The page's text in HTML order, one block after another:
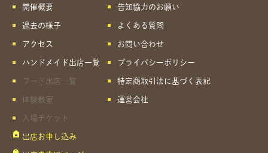
開催概要
過去の様子
アクセス
ハンドメイド出店一覧
フード出店一覧
体験教室
入場チケット
出店お申し込み
告知協力のお願い
よくある質問
お問い合わせ
プライバシーポリシー
特定商取引法に基づく表記
運営会社